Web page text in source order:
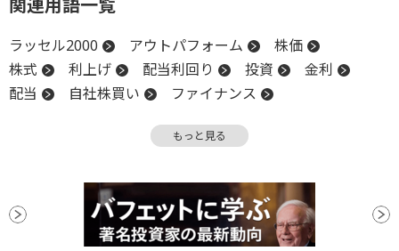
関連用語一覧
ラッセル2000 アウトパフォーム
株価
株式
利上げ 配当利回り 投資
金利
配当
自社株買い
ファイナンス
堅調
ボラティリティ
時価 時価総額 増配
調整
デリバティブ
M&A
オルタナティブ投資
関税 機関投資家
減益
もっと見る